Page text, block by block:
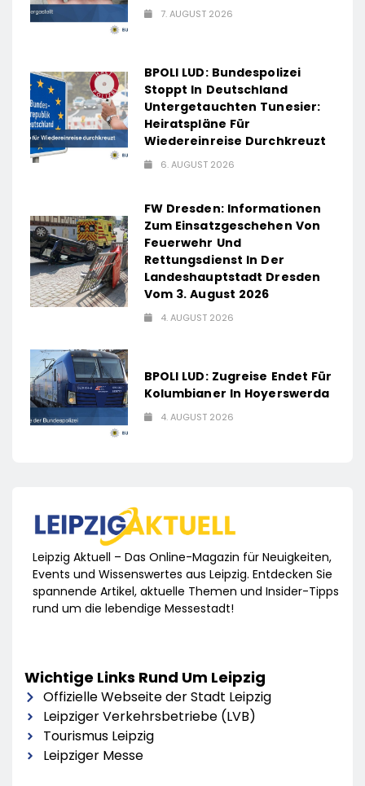
7. AUGUST 2026
BPOLI LUD: Bundespolizei
Stoppt In Deutschland
Untergetauchten Tunesier:
Heiratspläne Für
Wiedereinreise Durchkreuzt
6. AUGUST 2026
FW Dresden: Informationen
Zum Einsatzgeschehen Von
Feuerwehr Und
Rettungsdienst In Der
Landeshauptstadt Dresden
Vom 3. August 2026
4. AUGUST 2026
BPOLI LUD: Zugreise Endet Für
Kolumbianer In Hoyerswerda
4. AUGUST 2026
Leipzig Aktuell – Das Online-Magazin für Neuigkeiten,
Events und Wissenswertes aus Leipzig. Entdecken Sie
spannende Artikel, aktuelle Themen und Insider-Tipps
rund um die lebendige Messestadt!
Wichtige Links Rund Um Leipzig
Offizielle Webseite der Stadt Leipzig
Leipziger Verkehrsbetriebe (LVB)
Tourismus Leipzig
Leipziger Messe